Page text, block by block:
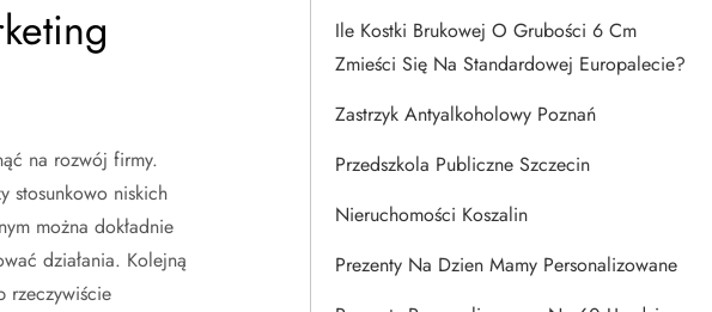
na rozwój firmy.
stosunkowo niskich
można dokładnie
działania. Kolejną
rzeczywiście
Ile Kostki Brukowej O Grubości 6 Cm
Zmieści Się Na Standardowej Europalecie?
Zastrzyk Antyalkoholowy Poznań
Przedszkola Publiczne Szczecin
Nieruchomości Koszalin
Prezenty Na Dzien Mamy Personalizowane